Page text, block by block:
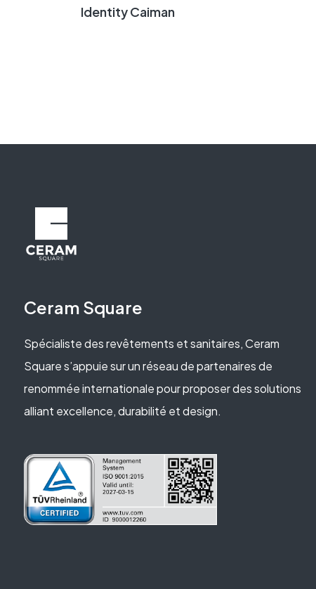
Identity Caiman
Ceram Square
Spécialiste des revêtements et sanitaires, Ceram
Square s’appuie sur un réseau de partenaires de
renommée internationale pour proposer des solutions
alliant excellence, durabilité et design.